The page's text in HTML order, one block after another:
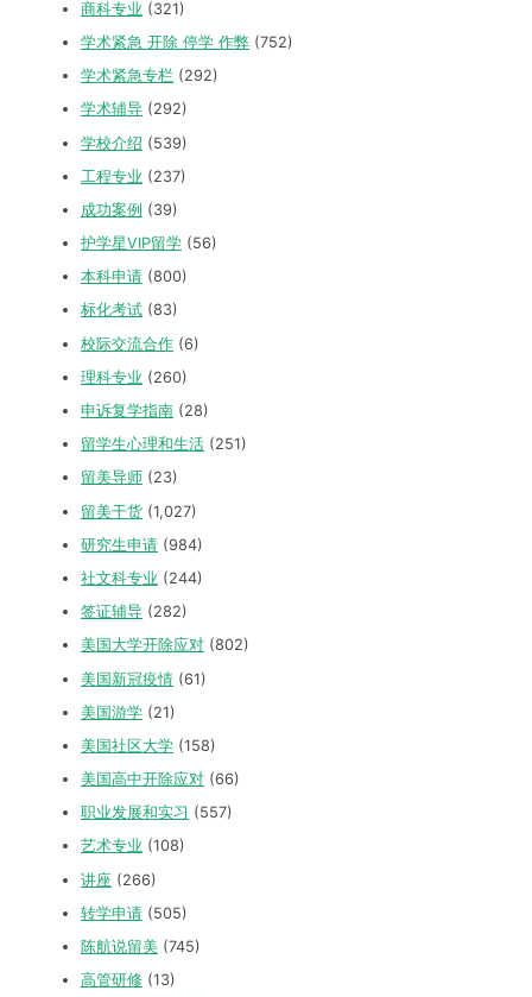
商科专业 (321)
学术紧急 开除 停学 作弊 (752)
学术紧急专栏 (292)
学术辅导 (292)
学校介绍 (539)
工程专业 (237)
成功案例 (39)
护学星VIP留学 (56)
本科申请 (800)
标化考试 (83)
校际交流合作 (6)
理科专业 (260)
申诉复学指南 (28)
留学生心理和生活 (251)
留美导师 (23)
留美干货 (1,027)
研究生申请 (984)
社文科专业 (244)
签证辅导 (282)
美国大学开除应对 (802)
美国新冠疫情 (61)
美国游学 (21)
美国社区大学 (158)
美国高中开除应对 (66)
职业发展和实习 (557)
艺术专业 (108)
讲座 (266)
转学申请 (505)
陈航说留美 (745)
高管研修 (13)